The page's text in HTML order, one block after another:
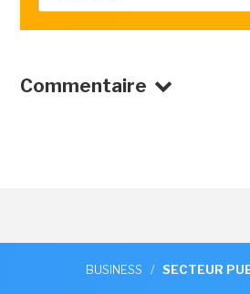
Commentaire
BUSINESS / SECTEUR